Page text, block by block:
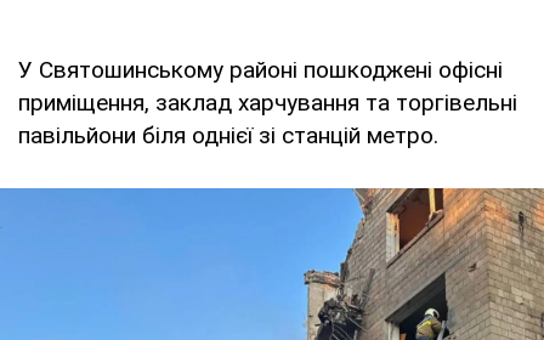
У Святошинському районі пошкоджені офісні
приміщення, заклад харчування та торгівельні
павільйони біля однієї зі станцій метро.